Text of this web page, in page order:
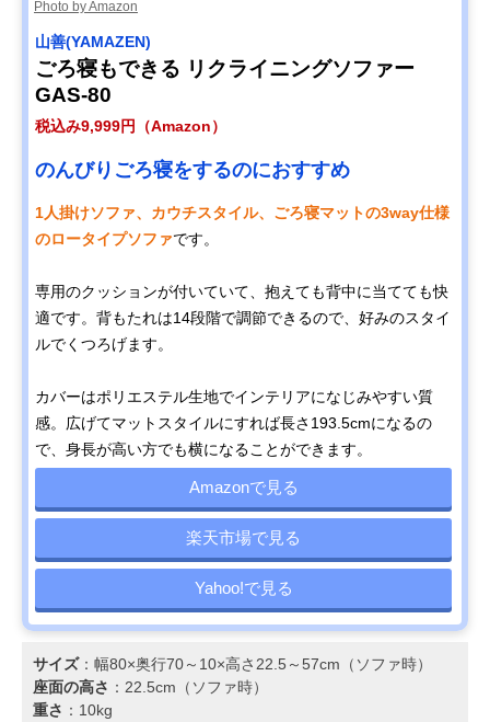
Photo by Amazon
山善(YAMAZEN)
ごろ寝もできる リクライニングソファー
GAS-80
税込み9,999円（Amazon）
のんびりごろ寝をするのにおすすめ
1人掛けソファ、カウチスタイル、ごろ寝マットの3way仕様
のロータイプソファです。
専用のクッションが付いていて、抱えても背中に当てても快
適です。背もたれは14段階で調節できるので、好みのスタイ
ルでくつろげます。
カバーはポリエステル生地でインテリアになじみやすい質
感。広げてマットスタイルにすれば長さ193.5cmになるの
で、身長が高い方でも横になることができます。
Amazonで見る
楽天市場で見る
Yahoo!で見る
サイズ：幅80×奥行70～10×高さ22.5～57cm（ソファ時）
座面の高さ ：22.5cm（ソファ時）
重さ ：10kg